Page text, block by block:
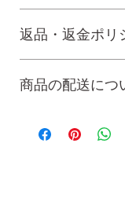
明に加え、商品の特
返品・返金ポリ
満足しなかった場合
だけます。
商品の配送につ
する情報を入力し